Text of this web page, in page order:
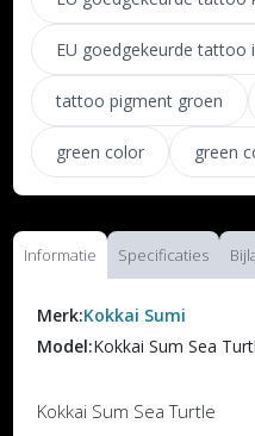
EU goedgekeurde tattoo
tattoo pigment groen
green color green
Informatie Specificaties
Merk:Kokkai Sumi
Model:Kokkai Sum Sea
Kokkai Sum Sea Turtle